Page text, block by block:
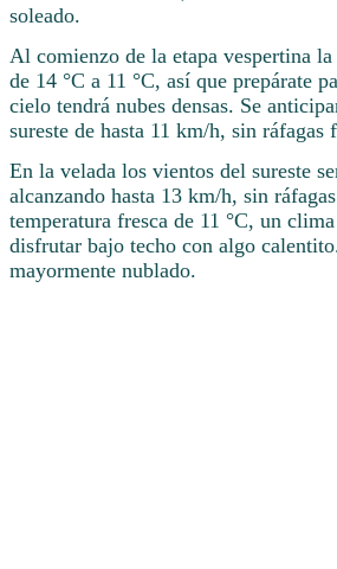
soleado.
Al comienzo de la etapa vespertina la
de 14 °C a 11 °C, así que prepárate
cielo tendrá nubes densas. Se
sureste de hasta 11 km/h, sin ráfagas
En la velada los vientos del sureste
alcanzando hasta 13 km/h, sin
temperatura fresca de 11 °C, un
disfrutar bajo techo con algo
mayormente nublado.